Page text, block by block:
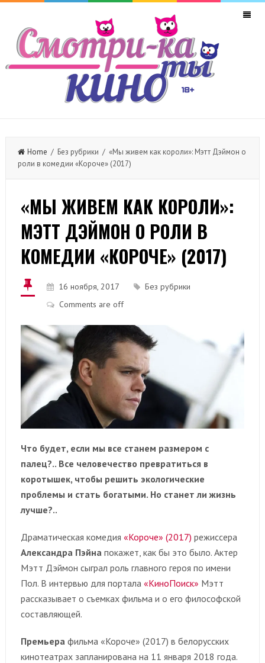
Home / Без рубрики / «Мы живем как короли»: Мэтт Дэймон о
роли в комедии «Короче» (2017)
«МЫ ЖИВЕМ КАК КОРОЛИ»:
МЭТТ ДЭЙМОН О РОЛИ В
КОМЕДИИ «КОРОЧЕ» (2017)
16 ноября, 2017
Без рубрики
Comments are off
Что будет, если мы все станем размером с
палец?.. Все человечество превратиться в
коротышек, чтобы решить экологические
проблемы и стать богатыми. Но станет ли жизнь
лучше?..
Драматическая комедия «Короче» (2017) режиссера
Александра Пэйна покажет, как бы это было. Актер
Мэтт Дэймон сыграл роль главного героя по имени
Пол. В интервью для портала «КиноПоиск» Мэтт
рассказывает о съемках фильма и о его философской
составляющей.
Премьера фильма «Короче» (2017) в белорусских
кинотеатрах запланирована на 11 января 2018 года.